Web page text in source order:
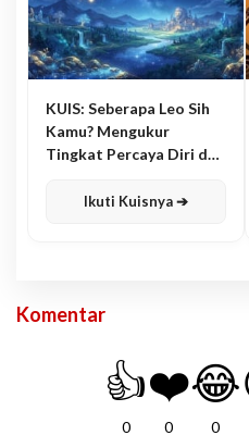
KUIS: Seberapa Leo Sih
Kamu? Mengukur
Tingkat Percaya Diri dan
Ikuti Kuisnya ➔
Komentar
👍
0
❤️
0
😂
0